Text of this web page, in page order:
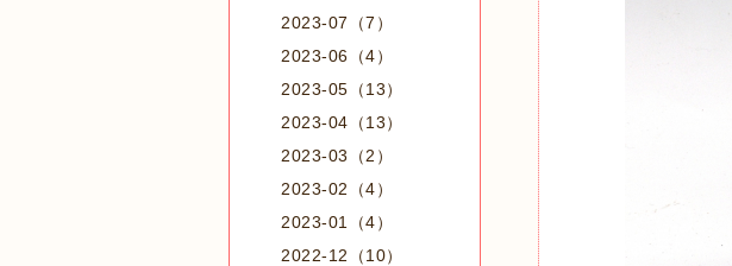
2023-07（7）
2023-06（4）
2023-05（13）
2023-04（13）
2023-03（2）
2023-02（4）
2023-01（4）
2022-12（10）